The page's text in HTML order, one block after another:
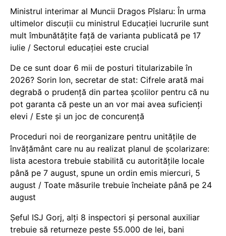
Ministrul interimar al Muncii Dragos Pîslaru: În urma
ultimelor discuții cu ministrul Educației lucrurile sunt
mult îmbunătățite față de varianta publicată pe 17
iulie / Sectorul educației este crucial
De ce sunt doar 6 mii de posturi titularizabile în
2026? Sorin Ion, secretar de stat: Cifrele arată mai
degrabă o prudență din partea școlilor pentru că nu
pot garanta că peste un an vor mai avea suficienți
elevi / Este și un joc de concurență
Proceduri noi de reorganizare pentru unitățile de
învățământ care nu au realizat planul de școlarizare:
lista acestora trebuie stabilită cu autoritățile locale
până pe 7 august, spune un ordin emis miercuri, 5
august / Toate măsurile trebuie încheiate până pe 24
august
Șeful ISJ Gorj, alți 8 inspectori și personal auxiliar
trebuie să returneze peste 55.000 de lei, bani